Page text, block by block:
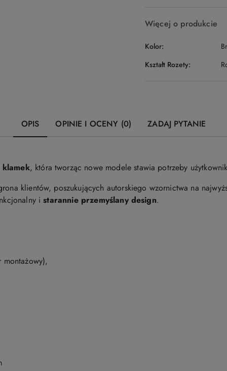
Więcej o produkcie
Kolor:
Kształt Rozety:
OPIS OPINIE I OCENY (0) ZADAJ PYTANIE
klamek, która tworząc nowe modele stawia potrzeby
klientów, poszukujących autorskiego wzornictwa na
istarannie przemyślany design.
montażowy),